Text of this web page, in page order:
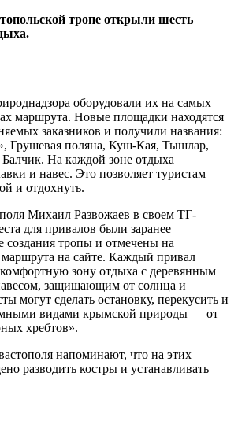
тропе открыли шесть
оборудовали их на самых
маршрута. Новые площадки находятся
заказников и получили названия:
Грушевая поляна, Куш-Кая, Тышлар,
На каждой зоне отдыха
и навес. Это позволяет туристам
и отдохнуть.
Михаил Развожаев в своем ТГ-
для привалов были заранее
создания тропы и отмечены на
на сайте. Каждый привал
комфортную зону отдыха с деревянным
защищающим от солнца и
могут сделать остановку, перекусить и
видами крымской природы — от
хребтов».
напоминают, что на этих
разводить костры и устанавливать